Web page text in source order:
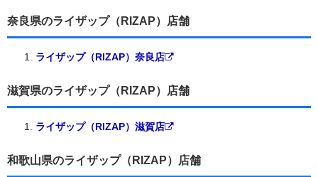
奈良県のライザップ（RIZAP）店舗
ライザップ（RIZAP）奈良店
滋賀県のライザップ（RIZAP）店舗
ライザップ（RIZAP）滋賀店
和歌山県のライザップ（RIZAP）店舗